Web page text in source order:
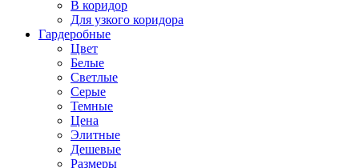
В коридор
Для узкого коридора
Гардеробные
Цвет
Белые
Светлые
Серые
Темные
Цена
Элитные
Дешевые
Размеры